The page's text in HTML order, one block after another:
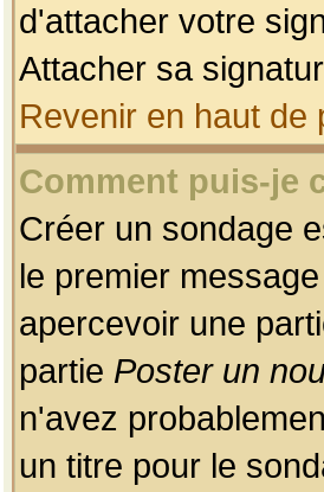
d'attacher votre
Attacher sa
Revenir en haut de
Comment puis-je
Créer un sondage
le premier
apercevoir une
partie Poster un
n'avez
un titre pour le